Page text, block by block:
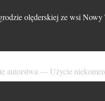
olęderskiej ze wsi
autorstwa — Użycie